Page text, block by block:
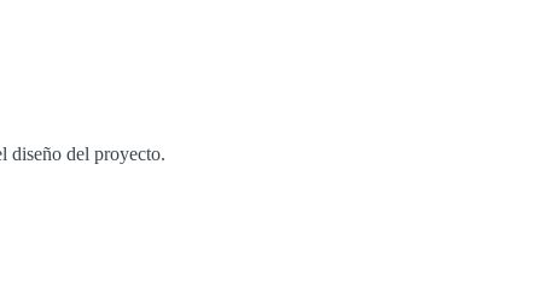
diseño del proyecto.